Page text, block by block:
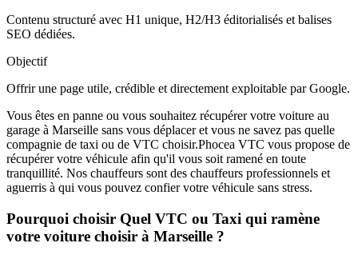
Contenu structuré avec H1 unique, H2/H3 éditorialisés et balises
SEO dédiées.
Objectif
Offrir une page utile, crédible et directement exploitable par Google.
Vous êtes en panne ou vous souhaitez récupérer votre voiture au
garage à Marseille sans vous déplacer et vous ne savez pas quelle
compagnie de taxi ou de VTC choisir.Phocea VTC vous propose de
récupérer votre véhicule afin qu'il vous soit ramené en toute
tranquillité. Nos chauffeurs sont des chauffeurs professionnels et
aguerris à qui vous pouvez confier votre véhicule sans stress.
Pourquoi choisir Quel VTC ou Taxi qui ramène
votre voiture choisir à Marseille ?